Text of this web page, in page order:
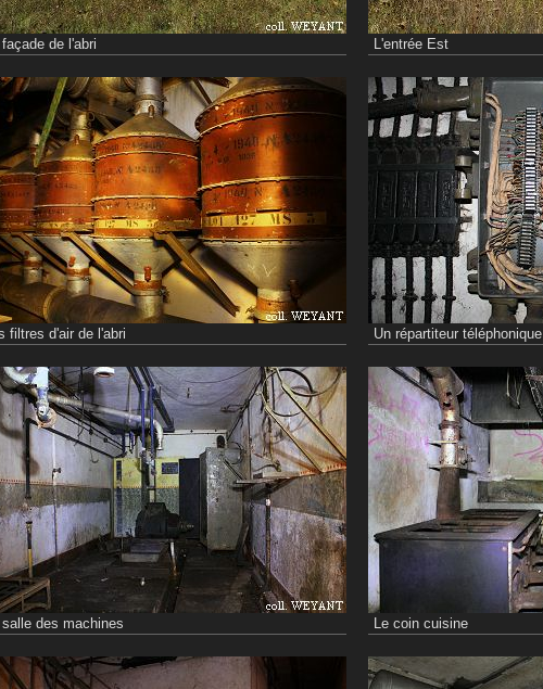
de l'abri L'entrée Est
filtres d'air de l'abri Un répartiteur téléphonique
des machines Le coin cuisine